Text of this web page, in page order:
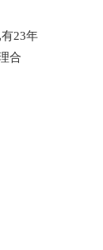
23年
合